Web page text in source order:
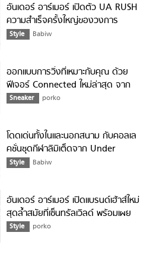
อันเดอร์ อาร์เมอร์ เปิดตัว UA RUSH
ความสำเร็จครั้งใหญ่ของวงการ
เสื้อผ้ากีฬา
Style Babiw
ออกแบบการวิ่งที่เหมาะกับคุณ ด้วย
ฟีเจอร์ Connected ใหม่ล่าสุด จาก
อันเดอร์ อาร์เมอร์
Sneaker porko
โดดเด่นทั้งในและนอกสนาม กับคอลเล
คชั่นชุดกีฬาลิมิเต็ดจาก Under
Armour
Style Babiw
อันเดอร์ อาร์เมอร์ เปิดแบรนด์เฮ้าส์ใหม่
สุดล้ำสมัยที่เซ็นทรัลเวิลด์ พร้อมเผย
รองเท้าวิ่งอันโดดเด่นรุ่น HOVR
Style porko